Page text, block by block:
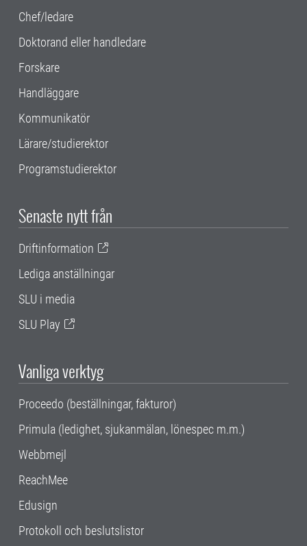
Chef/ledare
Doktorand eller handledare
Forskare
Handläggare
Kommunikatör
Lärare/studierektor
Programstudierektor
Senaste nytt från
Driftinformation
Lediga anställningar
SLU i media
SLU Play
Vanliga verktyg
Proceedo (beställningar, fakturor)
Primula (ledighet, sjukanmälan, lönespec m.m.)
Webbmejl
ReachMee
Edusign
Protokoll och beslutslistor